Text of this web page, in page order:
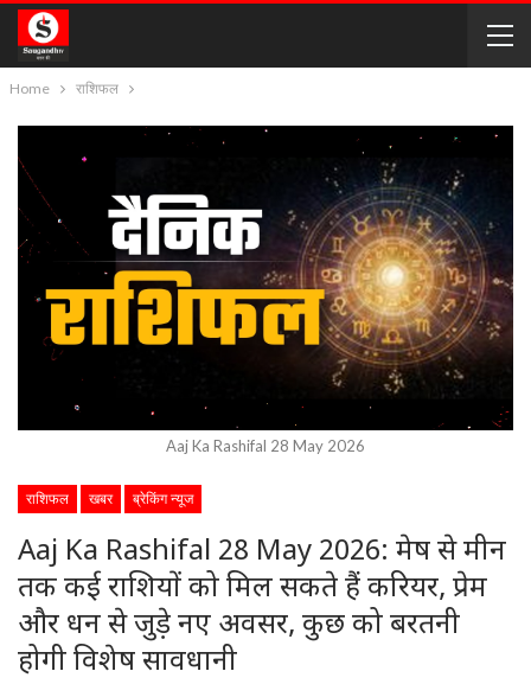
Home राशिफल
Aaj Ka Rashifal 28 May 2026
राशिफल खबर ब्रेकिंग न्यूज
Aaj Ka Rashifal 28 May 2026: मेष से मीन
तक कई राशियों को मिल सकते हैं करियर, प्रेम
और धन से जुड़े नए अवसर, कुछ को बरतनी
होगी विशेष सावधानी